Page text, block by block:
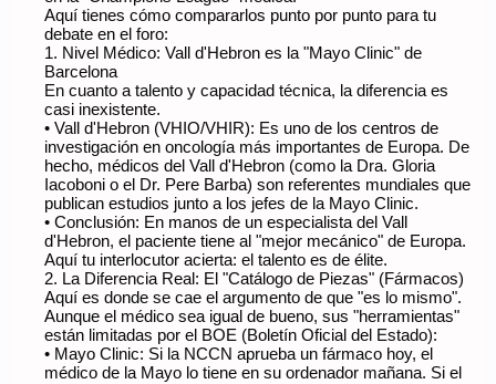
Aquí tienes cómo compararlos punto por punto para tu
debate en el foro:
1. Nivel Médico: Vall d'Hebron es la "Mayo Clinic" de
Barcelona
En cuanto a talento y capacidad técnica, la diferencia es
casi inexistente.
• Vall d'Hebron (VHIO/VHIR): Es uno de los centros de
investigación en oncología más importantes de Europa. De
hecho, médicos del Vall d'Hebron (como la Dra. Gloria
Iacoboni o el Dr. Pere Barba) son referentes mundiales que
publican estudios junto a los jefes de la Mayo Clinic.
• Conclusión: En manos de un especialista del Vall
d'Hebron, el paciente tiene al "mejor mecánico" de Europa.
Aquí tu interlocutor acierta: el talento es de élite.
2. La Diferencia Real: El "Catálogo de Piezas" (Fármacos)
Aquí es donde se cae el argumento de que "es lo mismo".
Aunque el médico sea igual de bueno, sus "herramientas"
están limitadas por el BOE (Boletín Oficial del Estado):
• Mayo Clinic: Si la NCCN aprueba un fármaco hoy, el
médico de la Mayo lo tiene en su ordenador mañana. Si el